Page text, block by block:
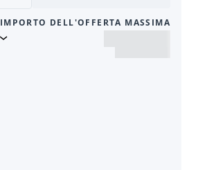
IMPORTO DELL'OFFERTA MASSIMA